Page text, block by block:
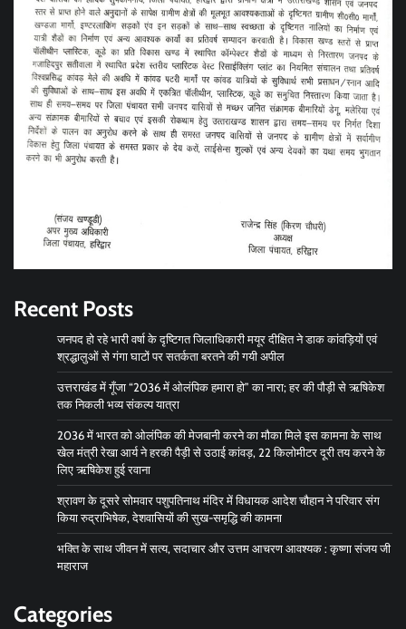
Recent Posts
जनपद हो रहे भारी वर्षा के दृष्टिगत जिलाधिकारी मयूर दीक्षित ने डाक कांवड़ियों एवं
श्रद्धालुओं से गंगा घाटों पर सतर्कता बरतने की गयी अपील
उत्तराखंड में गूँजा “2036 में ओलंपिक हमारा हो” का नारा; हर की पौड़ी से ऋषिकेश
तक निकली भव्य संकल्प यात्रा
2036 में भारत को ओलंपिक की मेजबानी करने का मौका मिले इस कामना के साथ
खेल मंत्री रेखा आर्य ने हरकी पैड़ी से उठाई कांवड़, 22 किलोमीटर दूरी तय करने के
लिए ऋषिकेश हुई रवाना
श्रावण के दूसरे सोमवार पशुपतिनाथ मंदिर में विधायक आदेश चौहान ने परिवार संग
किया रुद्राभिषेक, देशवासियों की सुख-समृद्धि की कामना
भक्ति के साथ जीवन में सत्य, सदाचार और उत्तम आचरण आवश्यक : कृष्णा संजय जी
महाराज
Categories